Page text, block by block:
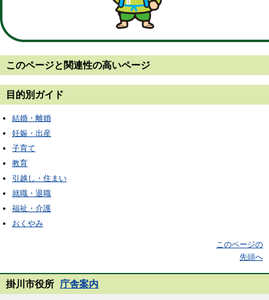
このページと 関連性の高いページ
目的別ガイド
結婚・離婚
妊娠・出産
子育て
教育
引越し・住まい
就職・退職
福祉・介護
おくやみ
このページの
先頭へ
掛川市役所 庁舎案内